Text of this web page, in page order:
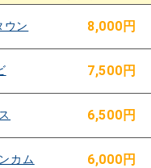
ウン 8,000円
7,500円
6,500円
カム 6,000円